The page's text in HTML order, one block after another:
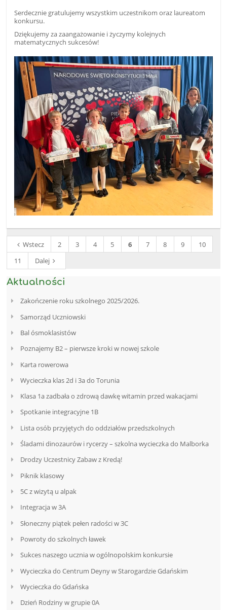
Serdecznie gratulujemy wszystkim uczestnikom oraz laureatom
konkursu.
Dziękujemy za zaangażowanie i życzymy kolejnych
matematycznych sukcesów!
Wstecz 2 3 4 5 6 7 8 9
10
11
Dalej
Aktualności
Zakończenie roku szkolnego 2025/2026.
Samorząd Uczniowski
Bal ósmoklasistów
Poznajemy B2 – pierwsze kroki w nowej szkole
Karta rowerowa
Wycieczka klas 2d i 3a do Torunia
Klasa 1a zadbała o zdrową dawkę witamin przed wakacjami
Spotkanie integracyjne 1B
Lista osób przyjętych do oddziałów przedszkolnych
Śladami dinozaurów i rycerzy – szkolna wycieczka do Malborka
Drodzy Uczestnicy Zabaw z Kredą!
Piknik klasowy
5C z wizytą u alpak
Integracja w 3A
Słoneczny piątek pełen radości w 3C
Powroty do szkolnych ławek
Sukces naszego ucznia w ogólnopolskim konkursie
Wycieczka do Centrum Deyny w Starogardzie Gdańskim
Wycieczka do Gdańska
Dzień Rodziny w grupie 0A